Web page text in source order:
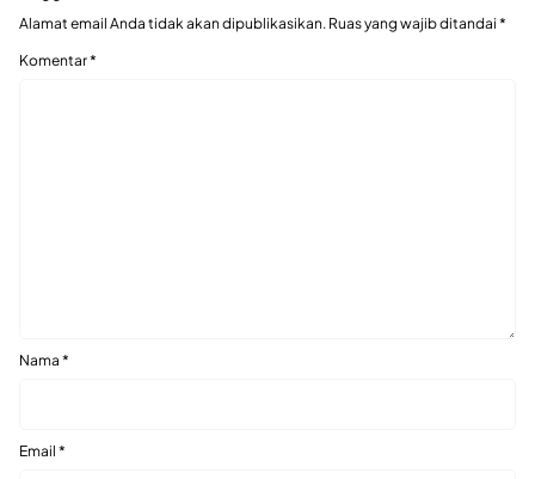
Alamat email Anda tidak akan dipublikasikan. Ruas yang wajib ditandai *
Komentar*
Nama *
Email *